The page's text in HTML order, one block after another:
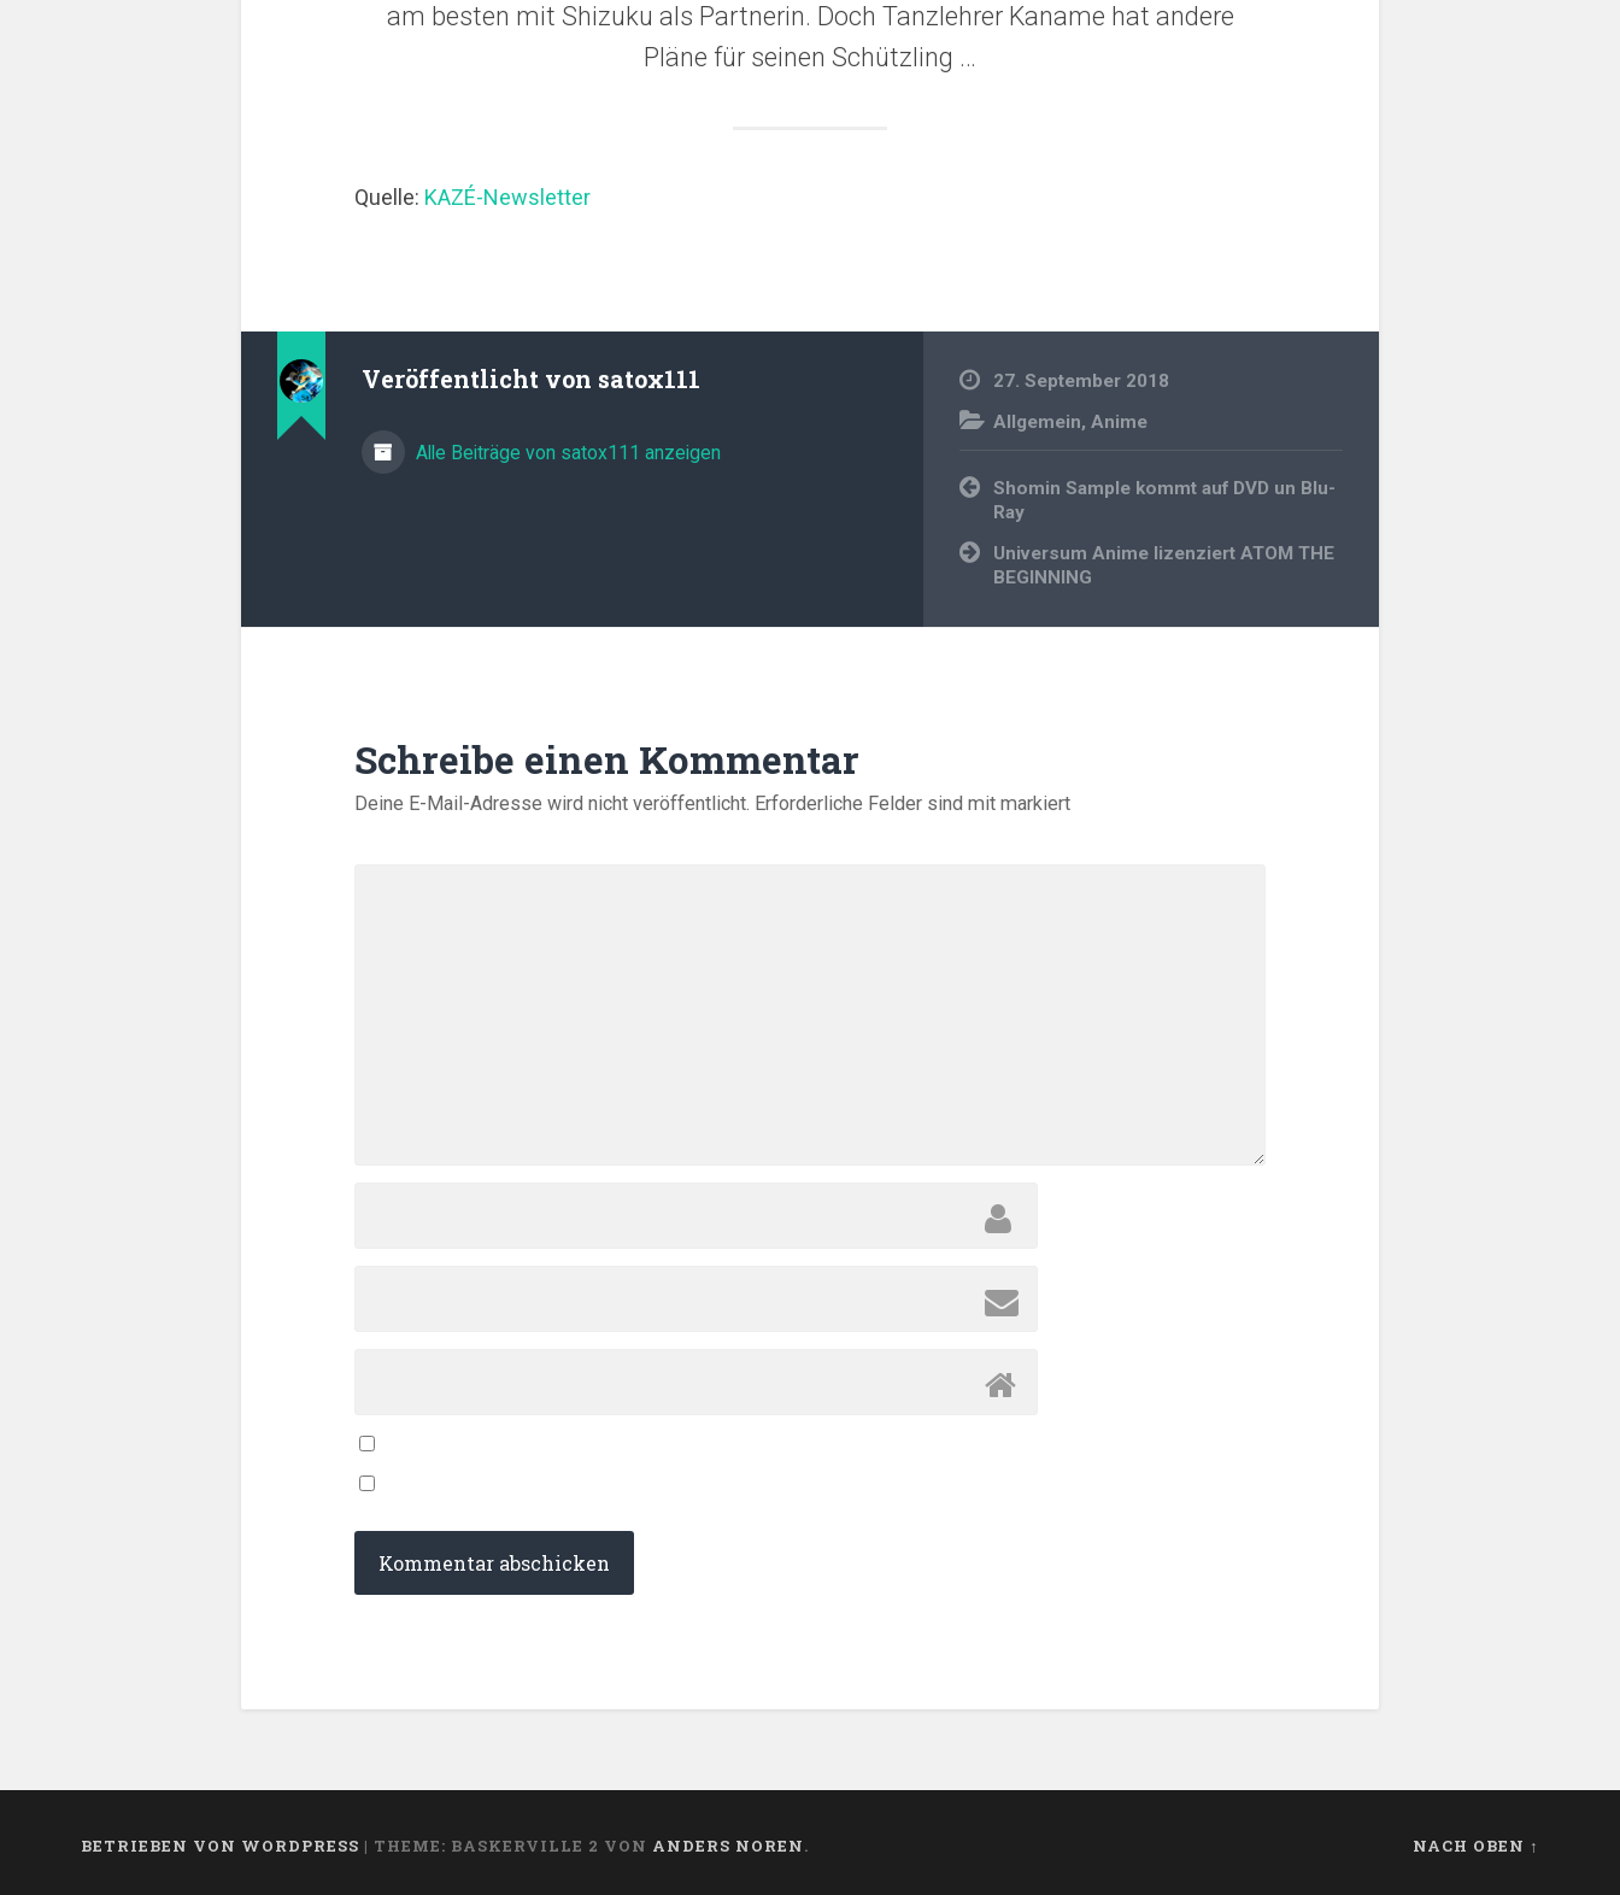
am besten mit Shizuku als Partnerin. Doch Tanzlehrer Kaname hat andere
Pläne für seinen Schützling …
Quelle: KAZÉ-Newsletter
Veröffentlicht von satox111
Alle Beiträge von satox111 anzeigen
27. September 2018
Allgemein,Anime
Beitragsnavigation
Shomin Sample kommt auf DVD un Blu-
Ray
Universum Anime lizenziert ATOM THE
BEGINNING
Schreibe einen Kommentar
Deine E-Mail-Adresse wird nicht veröffentlicht. Erforderliche Felder sind mitmarkiert
BETRIEBEN VON WORDPRESS | THEME: BASKERVILLE 2 VON ANDERS NOREN. NACH OBEN ↑